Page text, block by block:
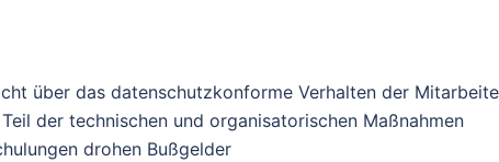
über das datenschutzkonforme Verhalten der
der technischen und organisatorischen Maßnahmen
drohen Bußgelder